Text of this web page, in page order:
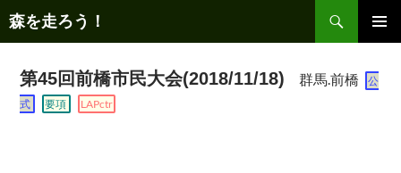
ン
森を走ろう！
検
索
第45回前橋市民大会(2018/11/18) 群馬.前橋
公
式
要項 LAPctr